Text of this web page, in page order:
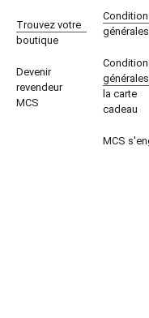
Trouvez votre
boutique
Devenir
revendeur
MCS
générales
la carte
cadeau
MCS